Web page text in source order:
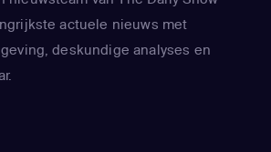
actuele nieuws met
deskundige analyses en